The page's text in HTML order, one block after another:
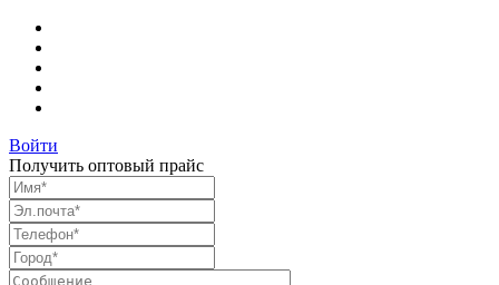
Войти
Получить оптовый прайс